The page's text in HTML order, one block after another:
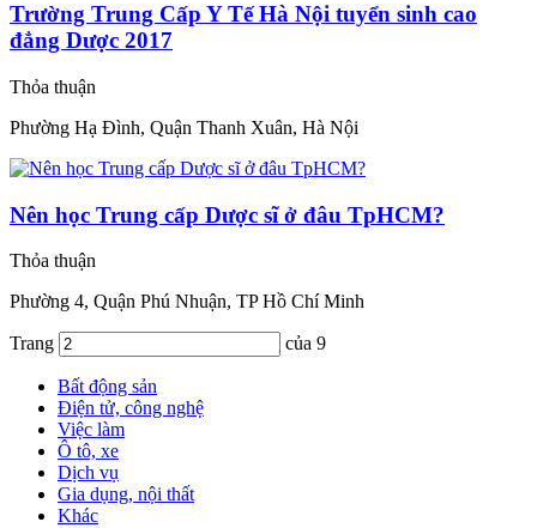
Trường Trung Cấp Y Tế Hà Nội tuyển sinh cao
đẳng Dược 2017
Thỏa thuận
Phường Hạ Đình, Quận Thanh Xuân, Hà Nội
Nên học Trung cấp Dược sĩ ở đâu TpHCM?
Thỏa thuận
Phường 4, Quận Phú Nhuận, TP Hồ Chí Minh
Trang của 9
Bất động sản
Điện tử, công nghệ
Việc làm
Ô tô, xe
Dịch vụ
Gia dụng, nội thất
Khác